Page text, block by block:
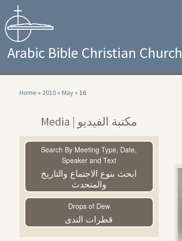
content
Arabic Bible Christian Church
Home » 2010» May» 16
Media | مكتبة الفيديو
Search By Meeting Type, Date,
Speaker and Text
ابحث بنوع الاجتماع والتاريخ
والمتحدث
Drops of Dew
قطرات الندى